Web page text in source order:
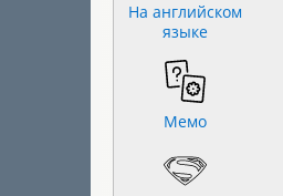
На английском
языке
Мемо